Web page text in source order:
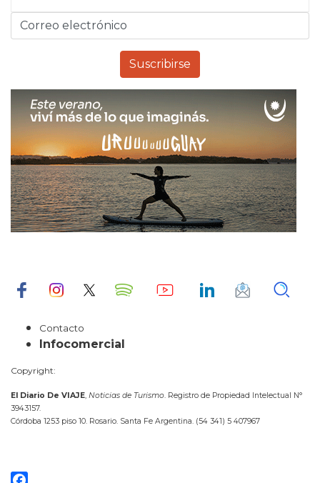
Contacto
Infocomercial
Copyright:
El Diario De VIAJE, Noticias de Turismo. Registro de Propiedad Intelectual N°
3943157.
Córdoba 1253 piso 10. Rosario. Santa Fe Argentina. (54 341) 5 407967